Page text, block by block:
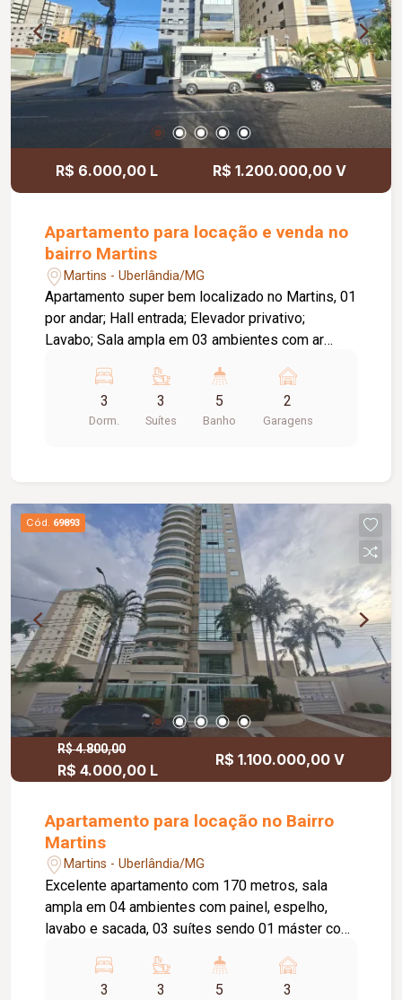
R$ 6.000,00 L R$ 1.200.000,00 V
Apartamento para locação e venda no
bairro Martins
Martins - Uberlândia/MG
Apartamento super bem localizado no Martins, 01
por andar; Hall entrada; Elevador privativo;
Lavabo; Sala ampla em 03 ambientes com ar
panorâmica; Iluminação; Cozinha ampla com
armários; Kitchens despensa; Lavanderia
kitchens ampla; DCE com armários; 03 suítes,
privativo no andar; Hall de serviço com armário;
02 vagas soltas de garagem com box, no
subsolo; Piso tábua corrida; Mármore crema
marfil e granito. Prédio com piscina, área
gourmet, enorme salão festas, academia, quadra
esporte, sistema segurança, portaria virtual
monitorada.
3
Dorm.
3
Suítes
5
Banho
2
Garagens
Cód. 69893
R$ 4.800,00
R$ 4.000,00 L
R$ 1.100.000,00 V
Apartamento para locação no Bairro
Martins
Martins - Uberlândia/MG
Excelente apartamento com 170 metros, sala
ampla em 04 ambientes com painel, espelho,
lavabo e sacada, 03 suítes sendo 01 máster com
em vidro temperado, cozinha e área de serviço
com armários embutidos, banheiro de
3 3 5 3